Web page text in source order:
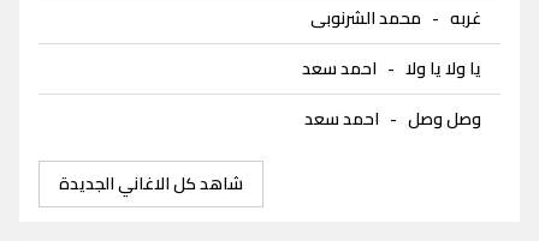
غربه - محمد الشرنوبى
يا ولا يا ولا - احمد سعد
وصل وصل - احمد سعد
شاهد كل الاغاني الجديدة